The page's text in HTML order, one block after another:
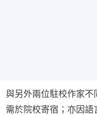
與另外兩位駐校作家
需於院校寄宿；亦因